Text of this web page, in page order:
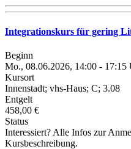
Integrationskurs für gering
Beginn
Mo., 08.06.2026, 14:00 - 17:15
Kursort
Innenstadt; vhs-Haus; C; 3.08
Entgelt
458,00 €
Status
Interessiert? Alle Infos zur
Kursbeschreibung.